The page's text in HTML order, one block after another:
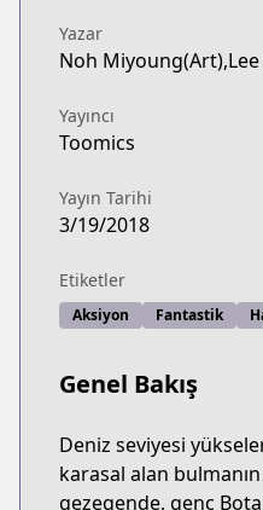
Yazar
Noh
Yayıncı
Toomics
Yayın Tarihi
3/19/2018
Etiketler
Aksiyon Fantastik
Genel Bakış
Deniz seviyesi
karasal alan
gezegende, genç